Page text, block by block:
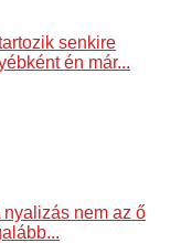
senkire
én már...
nem az ő